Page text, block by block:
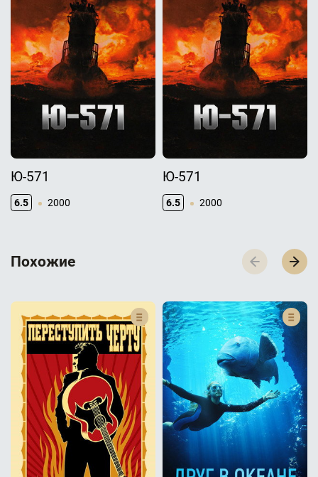
Ю-571
6.5 2000
Ю-571
6.5 2000
П­­­о­­­х­­­о­­­ж­­­и­­­е